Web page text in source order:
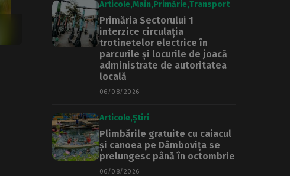
Articole Main Primărie Transport
Primăria Sectorului 1
interzice circulația
trotinetelor electrice în
parcurile și locurile de joacă
administrate de autoritatea
locală
06/08/2026
Articole Știri
Plimbările gratuite cu caiacul
și canoea pe Dâmbovița se
prelungesc până în octombrie
06/08/2026